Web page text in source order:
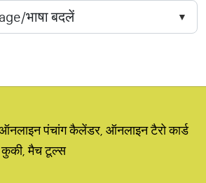
पंचांग कैलेंडर, ऑनलाइन टैरो कार्ड
कुकी, मैच टूल्स